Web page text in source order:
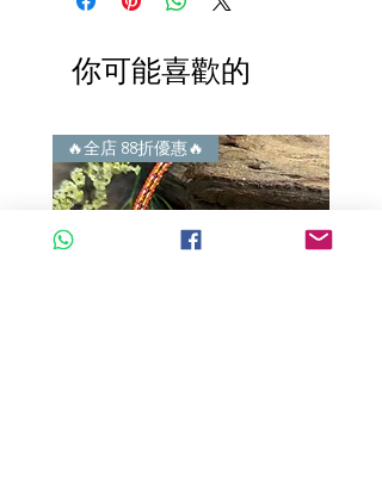
你可能喜歡的
🔥全店 88折優惠🔥